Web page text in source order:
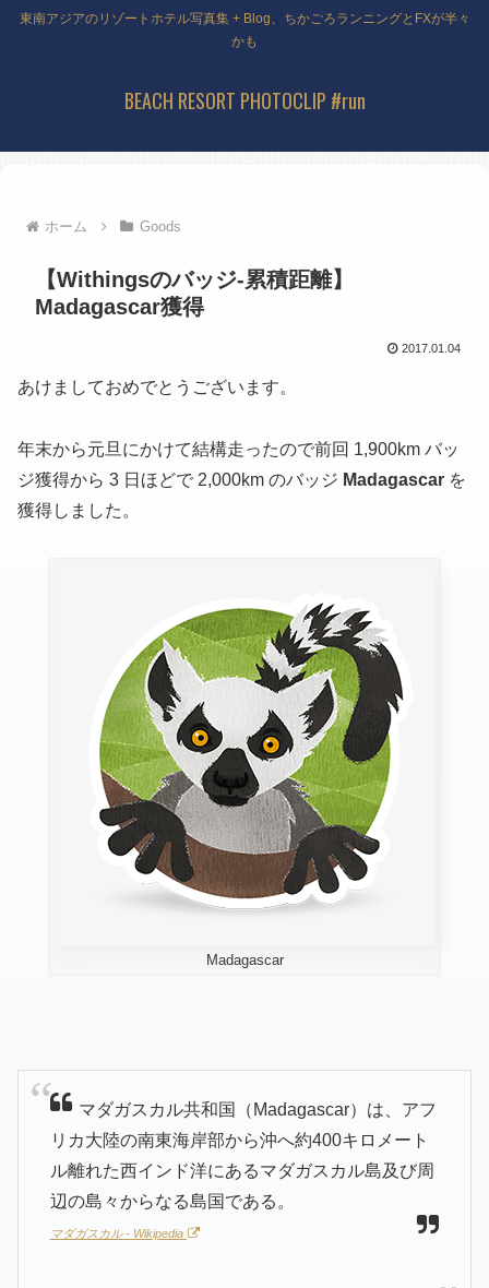
東南アジアのリゾートホテル写真集 + Blog、ちかごろランニングとFXが半々
かも
BEACH RESORT PHOTOCLIP #run
ホーム Goods
【Withingsのバッジ-累積距離】
Madagascar獲得
2017.01.04
あけましておめでとうございます。
年末から元旦にかけて結構走ったので前回 1,900km バッ
ジ獲得から 3 日ほどで 2,000km のバッジ Madagascar を
獲得しました。
Madagascar
マダガスカル共和国（Madagascar）は、アフ
リカ大陸の南東海岸部から沖へ約400キロメート
ル離れた西インド洋にあるマダガスカル島及び周
辺の島々からなる島国である。
マダガスカル - Wikipedia